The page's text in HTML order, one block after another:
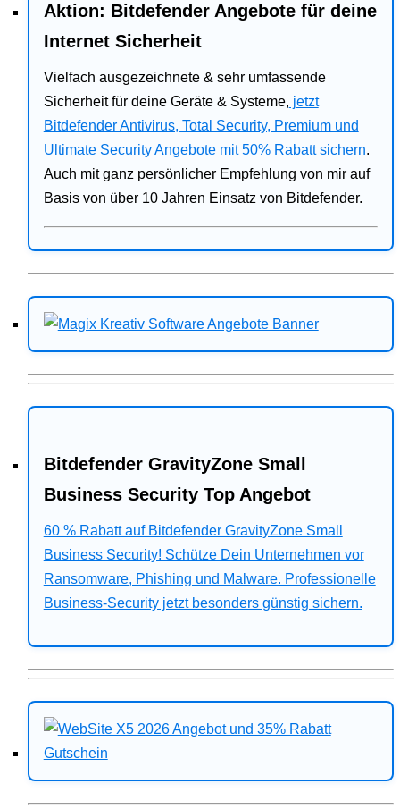
Aktion: Bitdefender Angebote für deine
Internet Sicherheit
Vielfach ausgezeichnete & sehr umfassende
Sicherheit für deine Geräte & Systeme, jetzt
Bitdefender Antivirus, Total Security, Premium und
Ultimate Security Angebote mit 50% Rabatt sichern.
Auch mit ganz persönlicher Empfehlung von mir auf
Basis von über 10 Jahren Einsatz von Bitdefender.
Bitdefender GravityZone Small
Business Security Top Angebot
60 % Rabatt auf Bitdefender GravityZone Small
Business Security! Schütze Dein Unternehmen vor
Ransomware, Phishing und Malware. Professionelle
Business-Security jetzt besonders günstig sichern.